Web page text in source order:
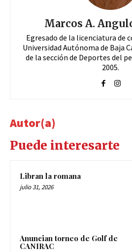
Marcos A.
Egresado de la licenciatura de
Universidad Autónoma de Baja
de la sección de Deportes del
2005.
Autor(a)
Puede interesarte
Libran la romana
julio 31, 2026
Anuncian torneo de Golf de
CANIRAC